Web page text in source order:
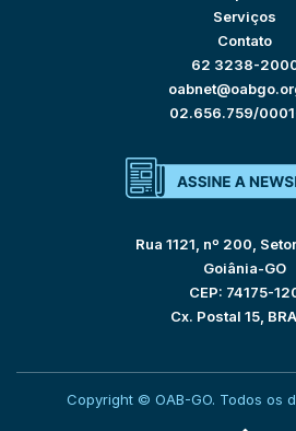
Serviços
Contato
62 3238-
02.656.759/
Rua 1121, nº 200,
Goiânia-GO
CEP: 74175-
Cx. Postal 15,
Copyright © OAB-GO. Todos os